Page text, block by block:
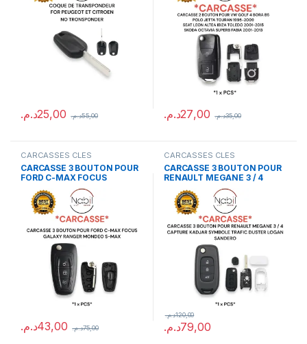
25,00د.م. 55,00د.م. 27,00د.م. 35,00د.م.
CARCASSES CLES
CARCASSE 3 BOUTON POUR
FORD C-MAX FOCUS
GALAXY RANGER MONDEO
S-MAX
43,00د.م. 75,00د.م.
CARCASSES CLES
CARCASSE 3 BOUTON POUR
RENAULT MEGANE 3 / 4
CAPTURE KADJAR SYMBOLE
TRAFIC DUSTER LOGAN
SANDERO
79,00د.م.
120,00د.م.